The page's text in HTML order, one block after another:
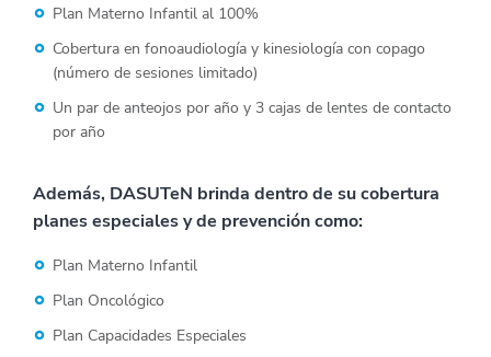
Plan Materno Infantil al 100%
Cobertura en fonoaudiología y kinesiología con copago
(número de sesiones limitado)
Un par de anteojos por año y 3 cajas de lentes de contacto
por año
Además, DASUTeN brinda dentro de su cobertura
planes especiales y de prevención como:
Plan Materno Infantil
Plan Oncológico
Plan Capacidades Especiales